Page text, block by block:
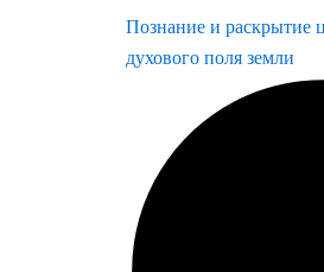
Познание и раскрытие
духового поля земли